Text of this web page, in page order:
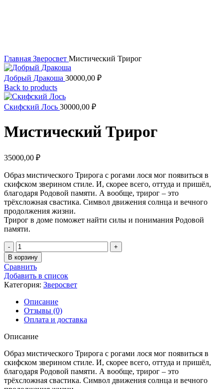
Главная Зверосвет Мистический Трирог
Добрый Дракоша 30000,00 ₽
Back to products
Скифский Лось 30000,00 ₽
Мистический Трирог
35000,00 ₽
Образ мистического Трирога с рогами лося мог появиться в
скифском зверином стиле. И, скорее всего, оттуда и пришёл,
благодаря Родовой памяти. А вообще, трирог – это
трёхсложная свастика. Символ движения солнца и вечного
продолжения жизни.
Трирог в доме поможет найти силы и понимания Родовой
памяти.
Количество
товара
Мистический
Трирог
В корзину
Сравнить
Добавить в список
Категория: Зверосвет
Описание
Отзывы (0)
Оплата и доставка
Описание
Образ мистического Трирога с рогами лося мог появиться в
скифском зверином стиле. И, скорее всего, оттуда и пришёл,
благодаря Родовой памяти. А вообще, трирог – это
трёхсложная свастика. Символ движения солнца и вечного